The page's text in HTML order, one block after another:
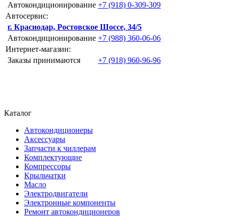
Автокондиционирование +7 (918) 0-309-309
Автосервис:
г. Краснодар, Ростовское Шоссе, 34/5
Автокондиционирование +7 (988) 360-06-06
Интернет-магазин:
Заказы принимаются
+7 (918) 960-96-96
Каталог
Автокондиционеры
Аксессуары
Запчасти к чиллерам
Комплектующие
Компрессоры
Крыльчатки
Масло
Электродвигатели
Электронные компоненты
Ремонт автокондиционеров